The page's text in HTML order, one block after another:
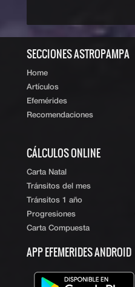
SECCIONES ASTROPAMPA
Home
Artículos
Efemérides
Recomendaciones
CÁLCULOS ONLINE
Carta Natal
Tránsitos del mes
Tránsitos 1 año
Progresiones
Carta Compuesta
APP EFEMERIDES ANDROID